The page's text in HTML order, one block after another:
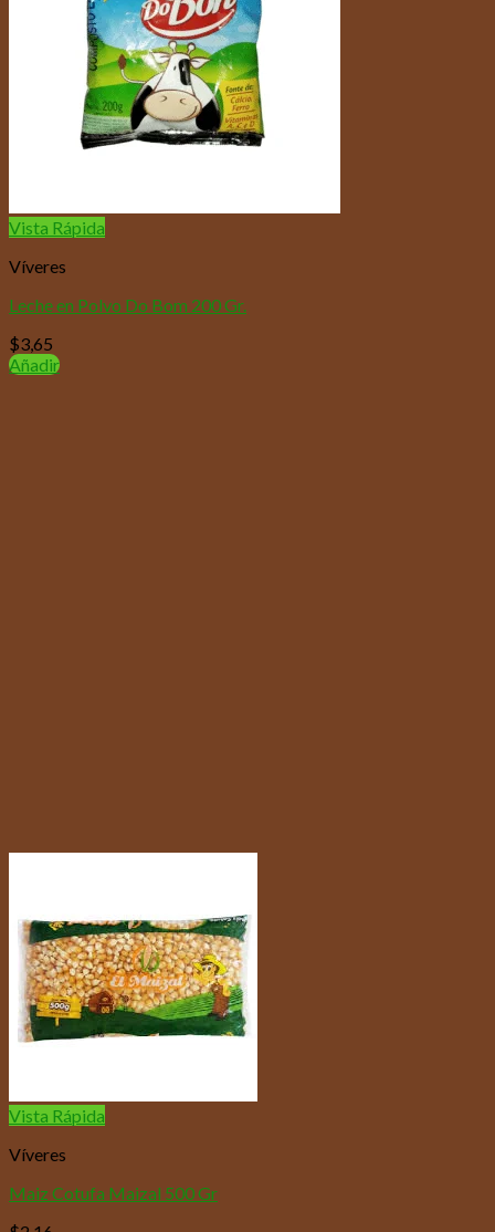
Vista Rápida
Víveres
Leche en Polvo Do Bom 200 Gr.
$3,65
Añadir
Vista Rápida
Víveres
Maiz Cotufa Maizal 500 Gr